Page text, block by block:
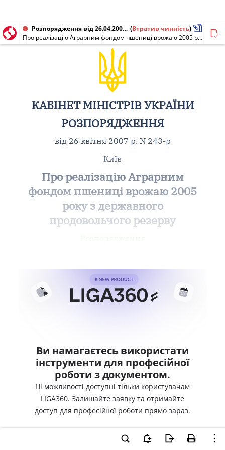
Розпорядження від 26.04.2007 № 243-р (Втратив чинність)
Про реалізацію Аграрним фондом пшениці врожаю 2005 року з державного продовольчого резерву
КАБІНЕТ МІНІСТРІВ УКРАЇНИ
РОЗПОРЯДЖЕННЯ
від 26 квітня 2007 р. N 243-р
Київ
Про реалізацію Аграрним
фондом пшениці врожаю 2005
року з державного
продовольчого резерву
Ви намагаєтесь використати
інструменти для професійної
роботи з документом.
Ці можливості доступні тільки користувачам
LIGA360. Залишайте заявку та отримайте
доступ для професійної роботи прямо зараз.
ВХІД ДЛЯ КОРИСТУВАЧІВ LIGA360